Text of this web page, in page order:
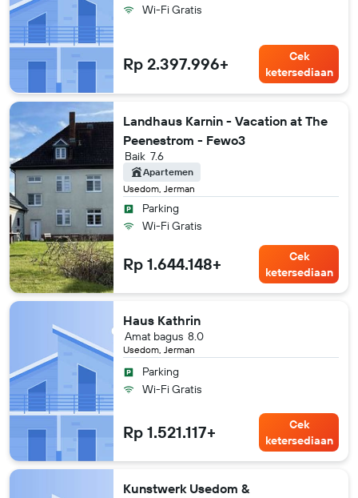
Wi-Fi Gratis
Rp 2.397.996+
Cek
ketersediaan
Landhaus Karnin - Vacation at The
Peenestrom - Fewo3
Usedom, Jerman
7.6
Baik
Apartemen
Parking
Wi-Fi Gratis
Rp 1.644.148+
Cek
ketersediaan
Haus Kathrin
Usedom, Jerman
8.0
Amat bagus
Parking
Wi-Fi Gratis
Rp 1.521.117+
Cek
ketersediaan
Kunstwerk Usedom &